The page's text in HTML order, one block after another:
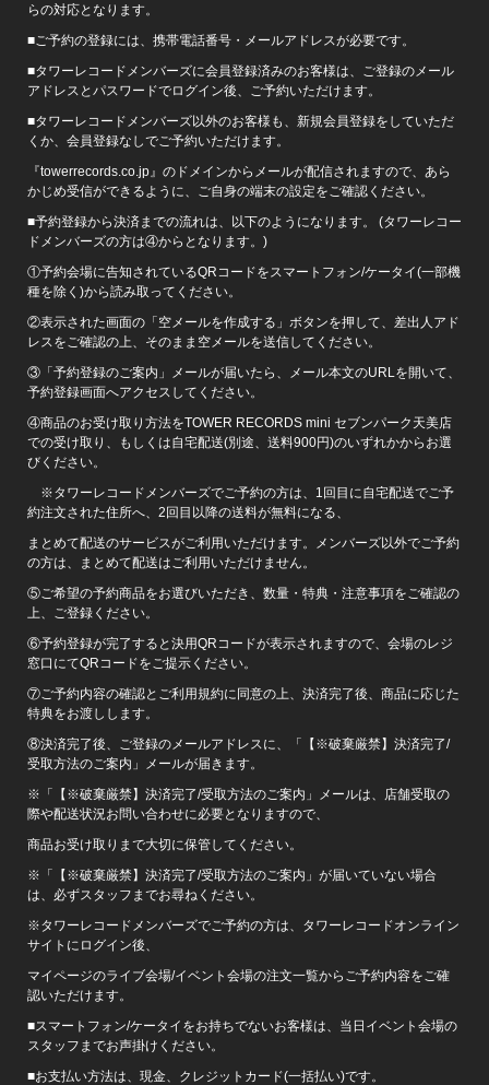
らの対応となります。
■ご予約の登録には、携帯電話番号・メールアドレスが必要です。
■タワーレコードメンバーズに会員登録済みのお客様は、ご登録のメール
アドレスとパスワードでログイン後、ご予約いただけます。
■タワーレコードメンバーズ以外のお客様も、新規会員登録をしていただ
くか、会員登録なしでご予約いただけます。
『towerrecords.co.jp』のドメインからメールが配信されますので、あら
かじめ受信ができるように、ご自身の端末の設定をご確認ください。
■予約登録から決済までの流れは、以下のようになります。 (タワーレコー
ドメンバーズの方は④からとなります。)
①予約会場に告知されているQRコードをスマートフォン/ケータイ(一部機
種を除く)から読み取ってください。
②表示された画面の「空メールを作成する」ボタンを押して、差出人アド
レスをご確認の上、そのまま空メールを送信してください。
③「予約登録のご案内」メールが届いたら、メール本文のURLを開いて、
予約登録画面へアクセスしてください。
④商品のお受け取り方法をTOWER RECORDS mini セブンパーク天美店
での受け取り、もしくは自宅配送(別途、送料900円)のいずれかからお選
びください。
※タワーレコードメンバーズでご予約の方は、1回目に自宅配送でご予
約注文された住所へ、2回目以降の送料が無料になる、
まとめて配送のサービスがご利用いただけます。メンバーズ以外でご予約
の方は、まとめて配送はご利用いただけません。
⑤ご希望の予約商品をお選びいただき、数量・特典・注意事項をご確認の
上、ご登録ください。
⑥予約登録が完了すると決用QRコードが表示されますので、会場のレジ
窓口にてQRコードをご提示ください。
⑦ご予約内容の確認とご利用規約に同意の上、決済完了後、商品に応じた
特典をお渡しします。
⑧決済完了後、ご登録のメールアドレスに、「【※破棄厳禁】決済完了/
受取方法のご案内」メールが届きます。
※「【※破棄厳禁】決済完了/受取方法のご案内」メールは、店舗受取の
際や配送状況お問い合わせに必要となりますので、
商品お受け取りまで大切に保管してください。
※「【※破棄厳禁】決済完了/受取方法のご案内」が届いていない場合
は、必ずスタッフまでお尋ねください。
※タワーレコードメンバーズでご予約の方は、タワーレコードオンライン
サイトにログイン後、
マイページのライブ会場/イベント会場の注文一覧からご予約内容をご確
認いただけます。
■スマートフォン/ケータイをお持ちでないお客様は、当日イベント会場の
スタッフまでお声掛けください。
■お支払い方法は、現金、クレジットカード(一括払い)です。